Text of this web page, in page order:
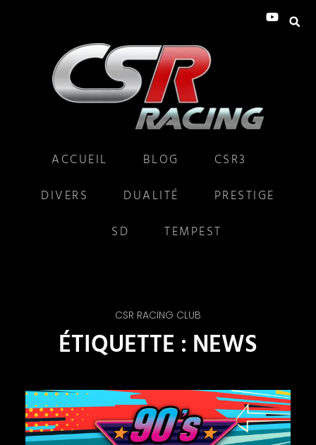
ACCUEIL BLOG
CSR3
DIVERS
DUALITÉ
PRESTIGE
SD
TEMPEST
CSR RACING CLUB
ÉTIQUETTE : NEWS